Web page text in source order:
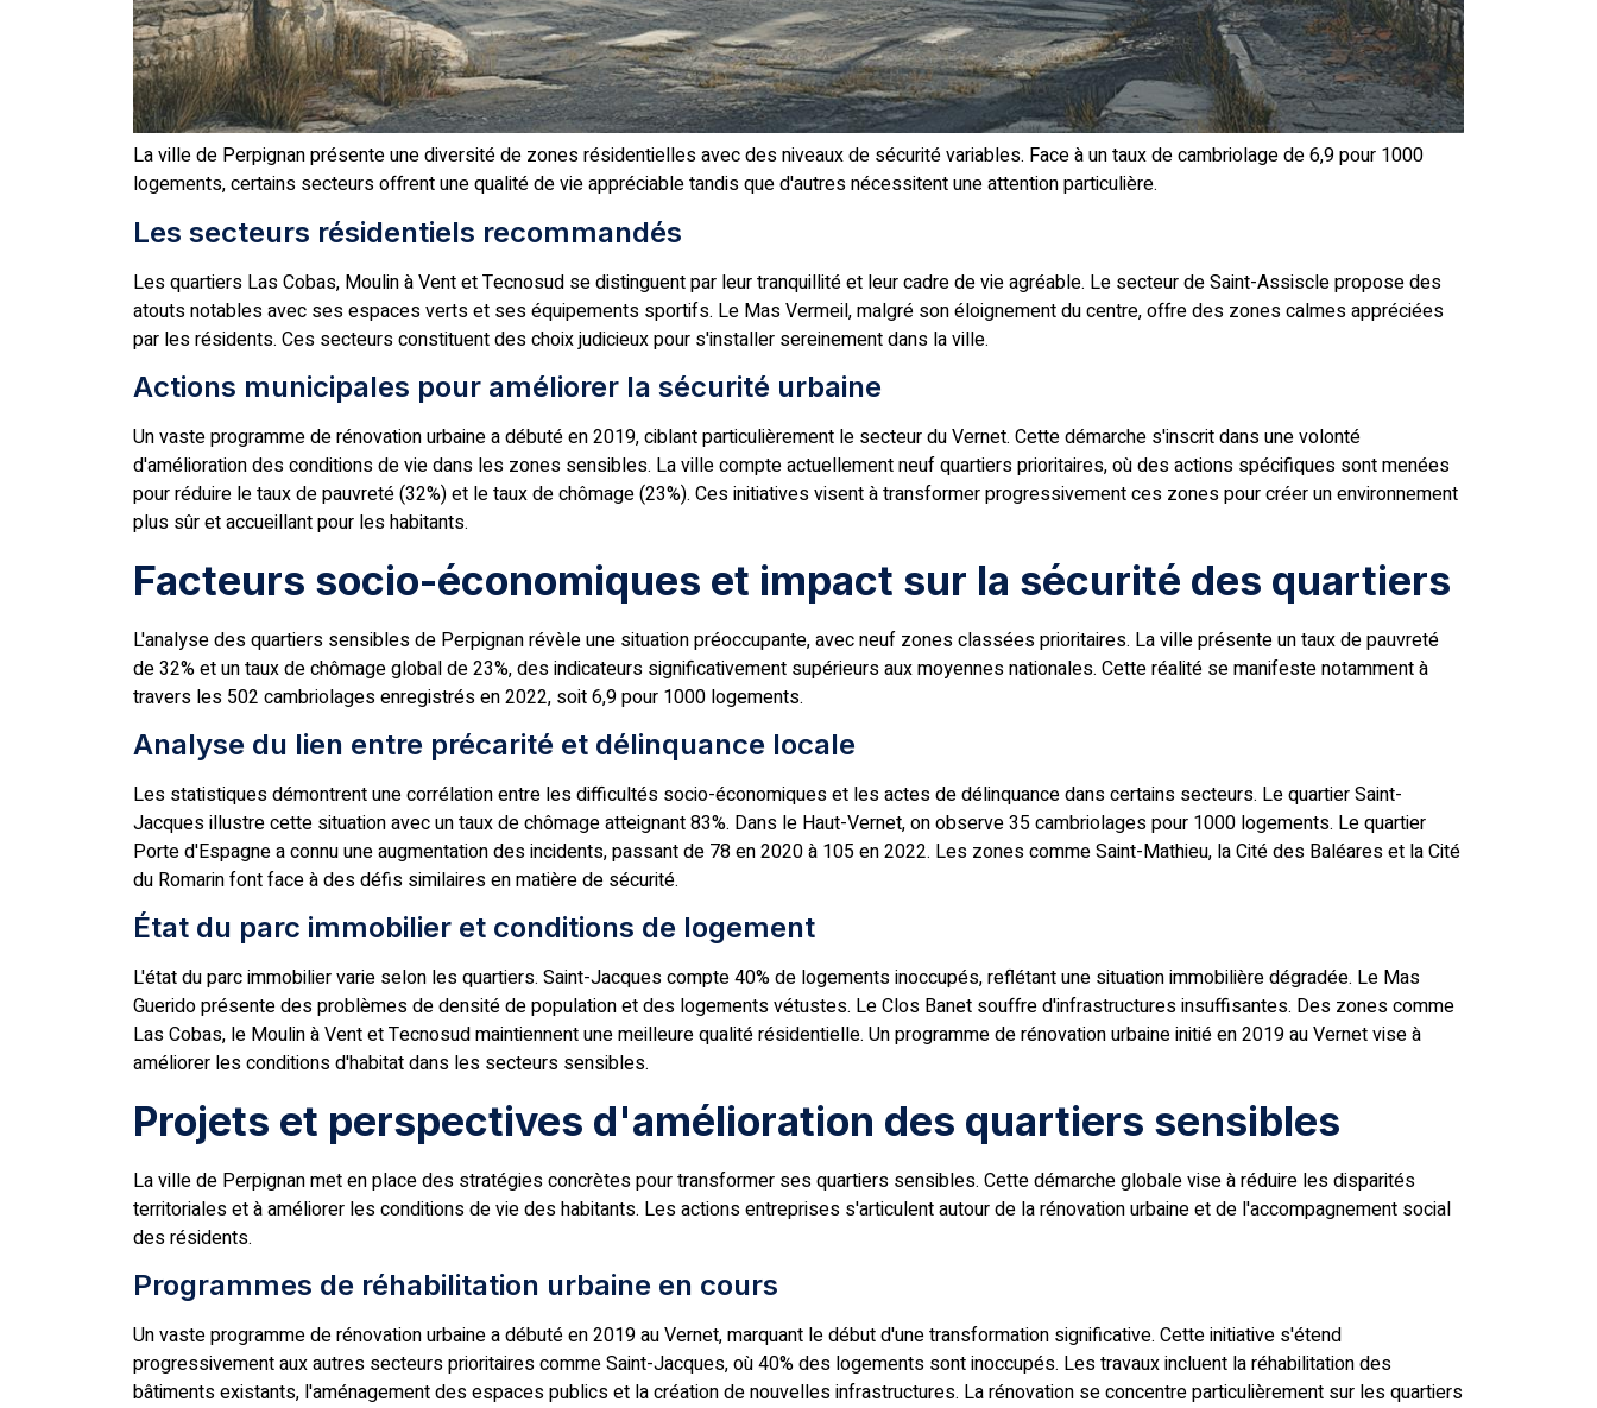
La ville de Perpignan présente une diversité de zones résidentielles avec des niveaux de sécurité variables. Face à un taux de cambriolage de 6,9 pour 1000
logements, certains secteurs offrent une qualité de vie appréciable tandis que d'autres nécessitent une attention particulière.
Les secteurs résidentiels recommandés
Les quartiers Las Cobas, Moulin à Vent et Tecnosud se distinguent par leur tranquillité et leur cadre de vie agréable. Le secteur de Saint-Assiscle propose des
atouts notables avec ses espaces verts et ses équipements sportifs. Le Mas Vermeil, malgré son éloignement du centre, offre des zones calmes appréciées
par les résidents. Ces secteurs constituent des choix judicieux pour s'installer sereinement dans la ville.
Actions municipales pour améliorer la sécurité urbaine
Un vaste programme de rénovation urbaine a débuté en 2019, ciblant particulièrement le secteur du Vernet. Cette démarche s'inscrit dans une volonté
d'amélioration des conditions de vie dans les zones sensibles. La ville compte actuellement neuf quartiers prioritaires, où des actions spécifiques sont menées
pour réduire le taux de pauvreté (32%) et le taux de chômage (23%). Ces initiatives visent à transformer progressivement ces zones pour créer un environnement
plus sûr et accueillant pour les habitants.
Facteurs socio-économiques et impact sur la sécurité des quartiers
L'analyse des quartiers sensibles de Perpignan révèle une situation préoccupante, avec neuf zones classées prioritaires. La ville présente un taux de pauvreté
de 32% et un taux de chômage global de 23%, des indicateurs significativement supérieurs aux moyennes nationales. Cette réalité se manifeste notamment à
travers les 502 cambriolages enregistrés en 2022, soit 6,9 pour 1000 logements.
Analyse du lien entre précarité et délinquance locale
Les statistiques démontrent une corrélation entre les difficultés socio-économiques et les actes de délinquance dans certains secteurs. Le quartier Saint-
Jacques illustre cette situation avec un taux de chômage atteignant 83%. Dans le Haut-Vernet, on observe 35 cambriolages pour 1000 logements. Le quartier
Porte d'Espagne a connu une augmentation des incidents, passant de 78 en 2020 à 105 en 2022. Les zones comme Saint-Mathieu, la Cité des Baléares et la Cité
du Romarin font face à des défis similaires en matière de sécurité.
État du parc immobilier et conditions de logement
L'état du parc immobilier varie selon les quartiers. Saint-Jacques compte 40% de logements inoccupés, reflétant une situation immobilière dégradée. Le Mas
Guerido présente des problèmes de densité de population et des logements vétustes. Le Clos Banet souffre d'infrastructures insuffisantes. Des zones comme
Las Cobas, le Moulin à Vent et Tecnosud maintiennent une meilleure qualité résidentielle. Un programme de rénovation urbaine initié en 2019 au Vernet vise à
améliorer les conditions d'habitat dans les secteurs sensibles.
Projets et perspectives d'amélioration des quartiers sensibles
La ville de Perpignan met en place des stratégies concrètes pour transformer ses quartiers sensibles. Cette démarche globale vise à réduire les disparités
territoriales et à améliorer les conditions de vie des habitants. Les actions entreprises s'articulent autour de la rénovation urbaine et de l'accompagnement social
des résidents.
Programmes de réhabilitation urbaine en cours
Un vaste programme de rénovation urbaine a débuté en 2019 au Vernet, marquant le début d'une transformation significative. Cette initiative s'étend
progressivement aux autres secteurs prioritaires comme Saint-Jacques, où 40% des logements sont inoccupés. Les travaux incluent la réhabilitation des
bâtiments existants, l'aménagement des espaces publics et la création de nouvelles infrastructures. La rénovation se concentre particulièrement sur les quartiers